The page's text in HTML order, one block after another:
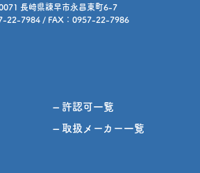
長崎県諫早市永昌東町6-7
22-7984 / FAX：0957-22-7986
– 許認可一覧
– 取扱メーカー一覧